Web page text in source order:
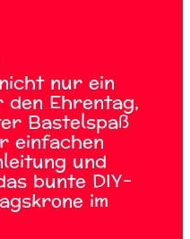
nur ein
Ehrentag,
Bastelspaß
einfachen
und
bunte DIY-
im